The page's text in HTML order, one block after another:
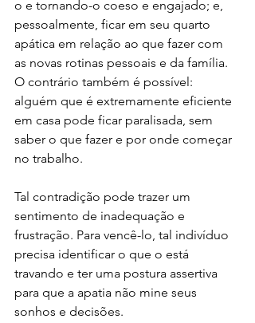
o e tornando-o coeso e engajado; e,
pessoalmente, ficar em seu quarto
apática em relação ao que fazer com
as novas rotinas pessoais e da família.
O contrário também é possível:
alguém que é extremamente eficiente
em casa pode ficar paralisada, sem
saber o que fazer e por onde começar
no trabalho.
Tal contradição pode trazer um
sentimento de inadequação e
frustração. Para vencê-lo, tal indivíduo
precisa identificar o que o está
travando e ter uma postura assertiva
para que a apatia não mine seus
sonhos e decisões.